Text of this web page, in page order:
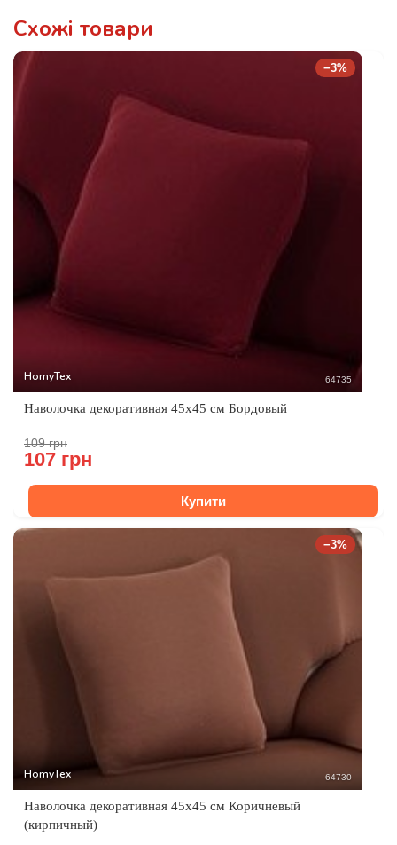
Схожі товари
−3%
HomyTex 64735
Наволочка декоративная 45x45 см Бордовый
109 грн
107 грн
Купити
−3%
HomyTex 64730
Наволочка декоративная 45x45 см Коричневый
(кирпичный)